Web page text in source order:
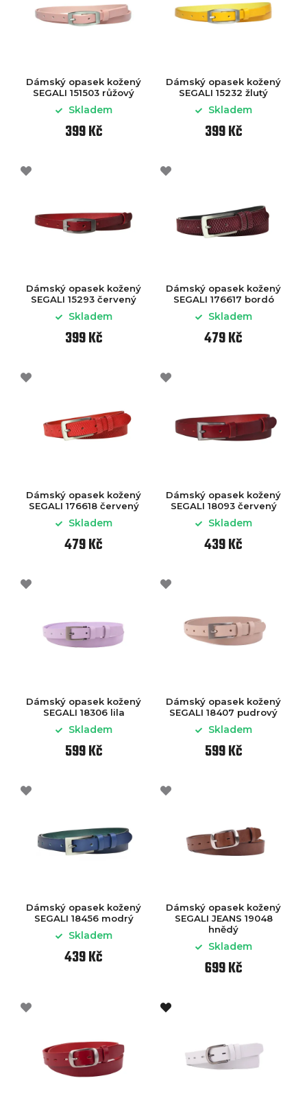
Dámský opasek kožený
SEGALI 151503 růžový
Skladem
399 Kč
Dámský opasek kožený
SEGALI 15232 žlutý
Skladem
399 Kč
Dámský opasek kožený
SEGALI 15293 červený
Skladem
399 Kč
Dámský opasek kožený
SEGALI 176617 bordó
Skladem
479 Kč
Dámský opasek kožený
SEGALI 176618 červený
Skladem
479 Kč
Dámský opasek kožený
SEGALI 18093 červený
Skladem
439 Kč
Dámský opasek kožený
SEGALI 18306 lila
Skladem
599 Kč
Dámský opasek kožený
SEGALI 18407 pudrový
Skladem
599 Kč
Dámský opasek kožený
SEGALI 18456 modrý
Skladem
439 Kč
Dámský opasek kožený
SEGALI JEANS 19048
hnědý
Skladem
699 Kč